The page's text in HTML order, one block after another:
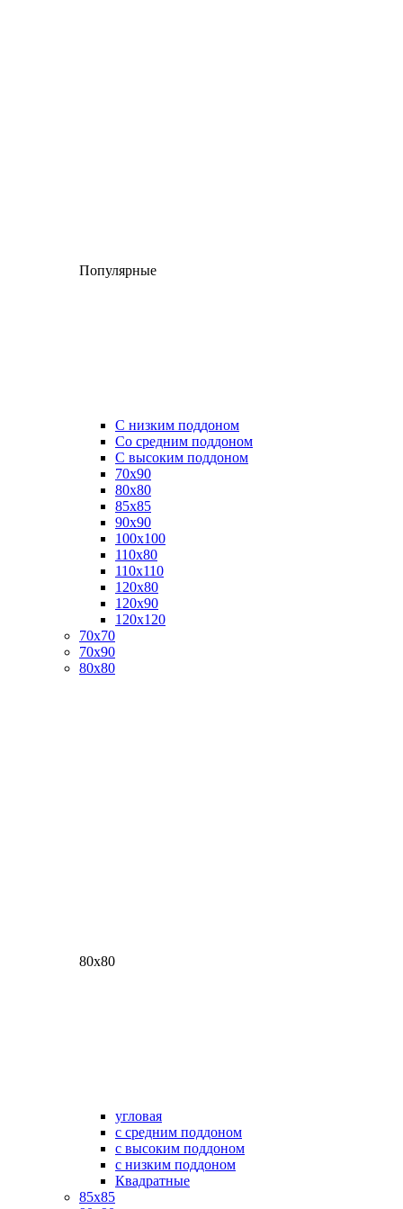
Популярные
C низким поддоном
Со средним поддоном
С высоким поддоном
70х90
80х80
85х85
90х90
100х100
110х80
110х110
120х80
120х90
120х120
70х70
70х90
80х80
80х80
угловая
с средним поддоном
с высоким поддоном
с низким поддоном
Квадратные
85х85